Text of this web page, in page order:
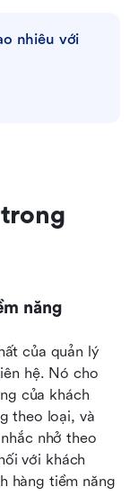
nhiêu với
năng
của quản lý
hệ. Nó cho
của khách
theo loại, và
nhở theo
với khách
hàng tiềm năng